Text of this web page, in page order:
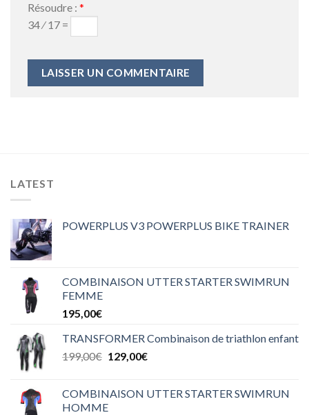
Résoudre : *
34 ⁄ 17 =
LATEST
POWERPLUS V3 POWERPLUS BIKE TRAINER
COMBINAISON UTTER STARTER SWIMRUN
FEMME
195,00€
TRANSFORMER Combinaison de triathlon enfant
199,00€ 129,00€
COMBINAISON UTTER STARTER SWIMRUN
HOMME